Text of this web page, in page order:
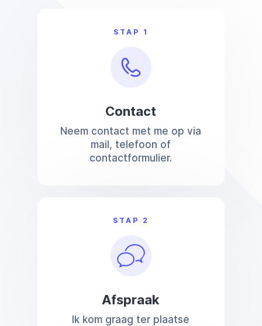
STAP 1
Contact
Neem contact met me op via
mail, telefoon of
contactformulier.
STAP 2
Afspraak
Ik kom graag ter plaatse